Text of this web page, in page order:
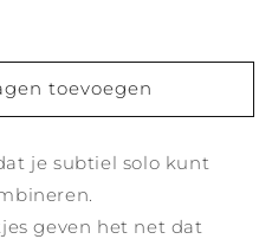
toevoegen
je subtiel solo kunt
geven het net dat